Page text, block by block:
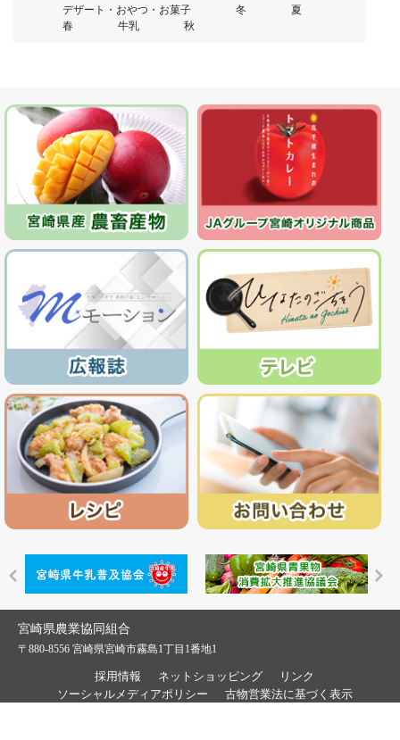
デザート・おやつ・お菓子 冬
夏
春
牛乳 秋
宮崎県農業協同組合
〒880-8556 宮崎県宮崎市霧島1丁目1番地1
採用情報 ネットショッピング
リンク
ソーシャルメディアポリシー
古物営業法に基づく表示